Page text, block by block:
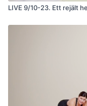
LIVE 9/10-23. Ett rejält